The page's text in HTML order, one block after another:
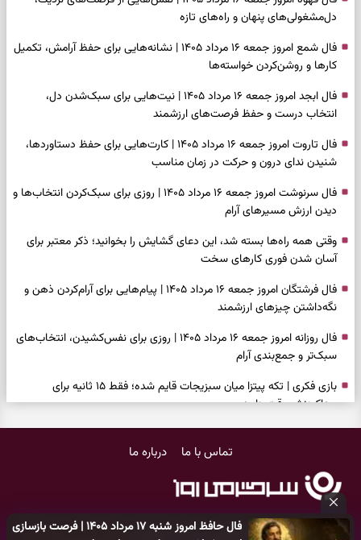
فال حافظ امروز شنبه ۱۷ مرداد ۱۴۰۵ | فرصت بازسازی
دل‌مشغولی‌های پنهان و راه‌های تازه
فال شمع امروز جمعه ۱۶ مرداد ۱۴۰۵ | نشانه‌هایی برای حفظ آرامش، تکمیل
کارها و روشن‌کردن خواسته‌ها
فال ابجد امروز جمعه ۱۶ مرداد ۱۴۰۵ | نیت‌هایی برای سبک‌شدن دل،
انتخاب درست و حفظ فرصت‌های ارزشمند
فال تاروت امروز جمعه ۱۶ مرداد ۱۴۰۵ | کارت‌هایی برای حفظ دستاوردها،
شنیدن ندای درون و حرکت در زمان مناسب
فال سرنوشت امروز جمعه ۱۶ مرداد ۱۴۰۵ | روزی برای سبک‌کردن انتخاب‌ها و
دیدن ارزش مسیرهای آرام
وقتی همه راه‌ها بسته شد، این دعای گشایش را بخوانید؛ ذکر معتبر برای
آسان شدن فوری کارهای سخت
فال فرشتگان امروز جمعه ۱۶ مرداد ۱۴۰۵ | پیام‌هایی برای آرام‌کردن ذهن و
نگه‌داشتن چیزهای ارزشمند
فال روزانه امروز جمعه ۱۶ مرداد ۱۴۰۵ | روزی برای نفس‌کشیدن، انتخاب‌های
سبک‌تر و جمع‌بندی آرام
بازی فکری | تکه پیتزا میان سبزیجات قایم شده؛ فقط ۱۵ ثانیه برای
پیداکردنش وقت دارید
سنجیده و رهاشدن از انتظارهای بی‌نتیجه
طرز تهیه کوکو سبزی مجلسی | سبز، خوش‌عطر و برش‌خورده
شناخت فرصت واقعی و پایان‌دادن به تردیدها
تماس با ما درباره ما
کلیه حقوق مادی و معنوی این سایت متعلق بهپایگاه خبری سرگرمی روز